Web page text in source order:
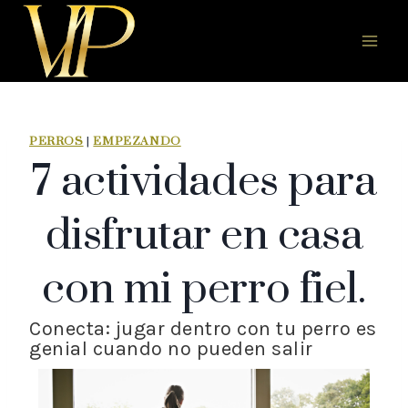
PERROS |EMPEZANDO
7 actividades para
disfrutar en casa
con mi perro fiel.
Conecta: jugar dentro con tu perro es
genial cuando no pueden salir